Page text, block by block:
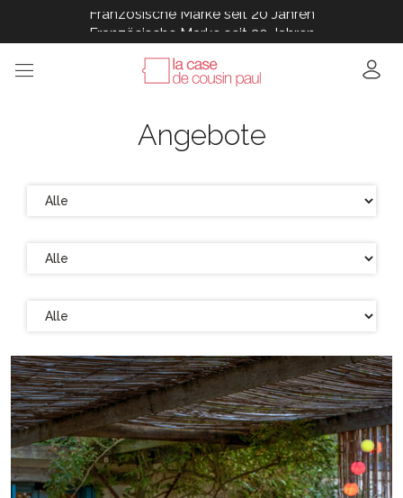
Französische Marke seit 20 Jahren
Französische Marke seit 20 Jahren
Französische Marke seit 20 Jahren
Französische Marke seit 20 Jahren
Angebote